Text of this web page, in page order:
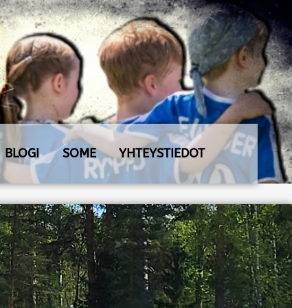
BLOGI SOME YHTEYSTIEDOT